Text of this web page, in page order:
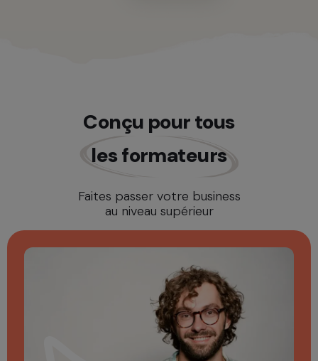
Conçu pour tous
les formateurs
Faites passer votre business
au niveau supérieur